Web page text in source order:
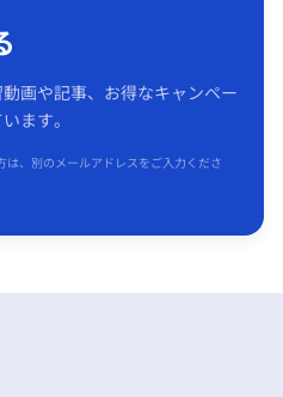
画や記事、お得なキャンペー
ます。
は、別のメールアドレスをご入力くださ